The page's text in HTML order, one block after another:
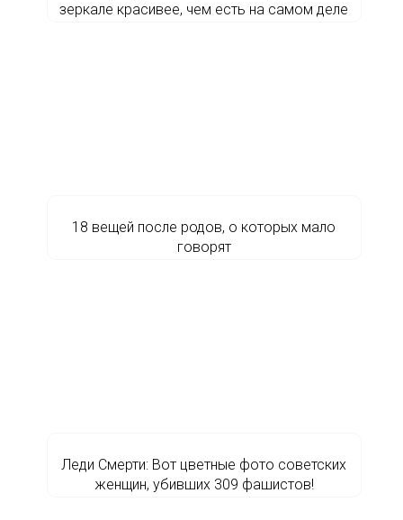
зеркале красивее, чем есть на самом деле
18 вещей после родов, о которых мало
говорят
Леди Смерти: Вот цветные фото советских
женщин, убивших 309 фашистов!